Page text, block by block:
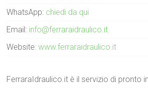
WhatsApp: chiedi da qui
Email: info@ferraraidraulico.it
Website:www.ferraraidraulico.it
FerraraIdraulico.it è il servizio di pronto